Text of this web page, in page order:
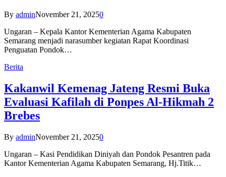
By adminNovember 21, 20250
Ungaran – Kepala Kantor Kementerian Agama Kabupaten
Semarang menjadi narasumber kegiatan Rapat Koordinasi
Penguatan Pondok…
Berita
Kakanwil Kemenag Jateng Resmi Buka
Evaluasi Kafilah di Ponpes Al-Hikmah 2
Brebes
By adminNovember 21, 20250
Ungaran – Kasi Pendidikan Diniyah dan Pondok Pesantren pada
Kantor Kementerian Agama Kabupaten Semarang, Hj.Titik…